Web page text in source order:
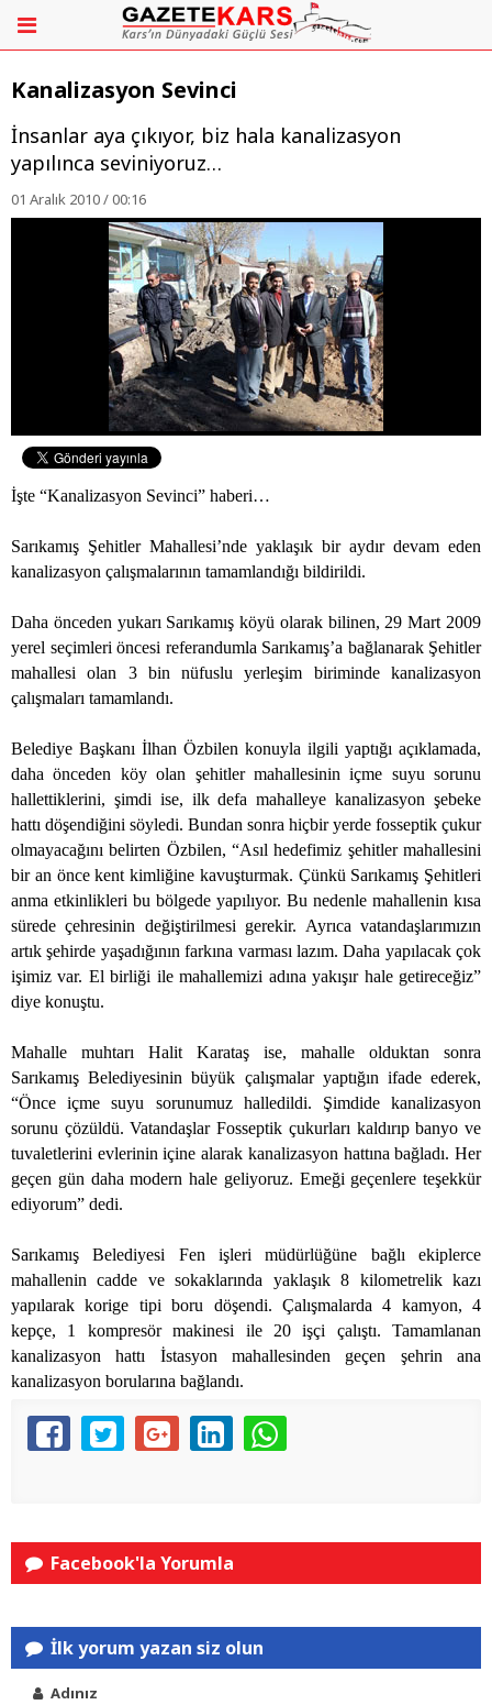
Kanalizasyon Sevinci
İnsanlar aya çıkıyor, biz hala kanalizasyon
yapılınca seviniyoruz…
01 Aralık 2010 / 00:16
İşte “Kanalizasyon Sevinci” haberi…
Sarıkamış Şehitler Mahallesi’nde yaklaşık bir aydır devam eden
kanalizasyon çalışmalarının tamamlandığı bildirildi.
Daha önceden yukarı Sarıkamış köyü olarak bilinen, 29 Mart 2009
yerel seçimleri öncesi referandumla Sarıkamış’a bağlanarak Şehitler
mahallesi olan 3 bin nüfuslu yerleşim biriminde kanalizasyon
çalışmaları tamamlandı.
Belediye Başkanı İlhan Özbilen konuyla ilgili yaptığı açıklamada,
daha önceden köy olan şehitler mahallesinin içme suyu sorunu
hallettiklerini, şimdi ise, ilk defa mahalleye kanalizasyon şebeke
hattı döşendiğini söyledi. Bundan sonra hiçbir yerde fosseptik çukur
olmayacağını belirten Özbilen, “Asıl hedefimiz şehitler mahallesini
bir an önce kent kimliğine kavuşturmak. Çünkü Sarıkamış Şehitleri
anma etkinlikleri bu bölgede yapılıyor. Bu nedenle mahallenin kısa
sürede çehresinin değiştirilmesi gerekir. Ayrıca vatandaşlarımızın
artık şehirde yaşadığının farkına varması lazım. Daha yapılacak çok
işimiz var. El birliği ile mahallemizi adına yakışır hale getireceğiz”
diye konuştu.
Mahalle muhtarı Halit Karataş ise, mahalle olduktan sonra
Sarıkamış Belediyesinin büyük çalışmalar yaptığın ifade ederek,
“Önce içme suyu sorunumuz halledildi. Şimdide kanalizasyon
sorunu çözüldü. Vatandaşlar Fosseptik çukurları kaldırıp banyo ve
tuvaletlerini evlerinin içine alarak kanalizasyon hattına bağladı. Her
geçen gün daha modern hale geliyoruz. Emeği geçenlere teşekkür
ediyorum” dedi.
Sarıkamış Belediyesi Fen işleri müdürlüğüne bağlı ekiplerce
mahallenin cadde ve sokaklarında yaklaşık 8 kilometrelik kazı
yapılarak korige tipi boru döşendi. Çalışmalarda 4 kamyon, 4
kepçe, 1 kompresör makinesi ile 20 işçi çalıştı. Tamamlanan
kanalizasyon hattı İstasyon mahallesinden geçen şehrin ana
kanalizasyon borularına bağlandı.
Facebook'la Yorumla
İlk yorum yazan siz olun
Adınız